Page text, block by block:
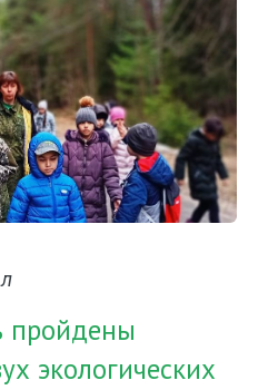
пройдены
экологических